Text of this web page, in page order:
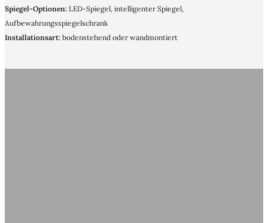
Spiegel-Optionen: LED-Spiegel, intelligenter Spiegel,
Aufbewahrungsspiegelschrank
Installationsart: bodenstehend oder wandmontiert